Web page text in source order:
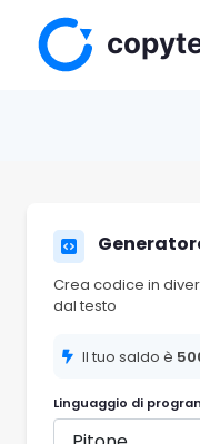
Crea codice in
dal testo
Il tuo saldo è
Linguaggio di